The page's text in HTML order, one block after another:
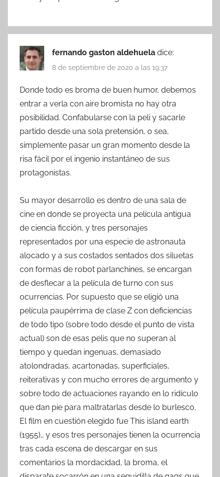
fernando gaston aldehuela dice:
8 de septiembre de 2020 a las 19:37
Donde todo es broma de buen humor, debemos
entrar a verla con aire bromista no hay otra
posibilidad. Confabularse con la peli y sacarle
partido desde una sola pretensión, o sea,
simplemente pasar un gran momento desde la
risa fácil por el ingenio instantáneo de sus
protagonistas.
Su mayor desarrollo es dentro de una sala de
cine en donde se proyecta una película antigua
de ciencia ficción, y tres personajes
representados por una especie de astronauta
alocado y a sus costados sentados dos siluetas
con formas de robot parlanchines, se encargan
de desflecar a la película de turno con sus
ocurrencias. Por supuesto que se eligió una
película paupérrima de clase Z con deficiencias
de todo tipo (sobre todo desde el punto de vista
actual) son de esas pelis que no superan al
tiempo y quedan ingenuas, demasiado
atolondradas, acartonadas, superficiales,
reiterativas y con mucho errores de argumento y
sobre todo de actuaciones rayando en lo ridículo
que dan pie para maltratarlas desde lo burlesco.
El film en cuestión elegido fue This island earth
(1955)… y esos tres personajes tienen la ocurrencia
tras cada escena de descargar en sus
comentarios la mordacidad, la broma, el